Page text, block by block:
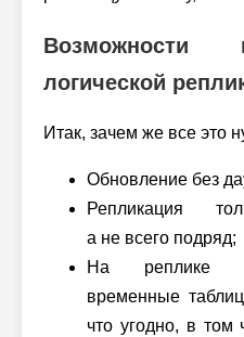
Возможности
логической
Итак, зачем же все это
Обновление без
Репликация
а не всего подряд;
На реплике
временные
что угодно, в